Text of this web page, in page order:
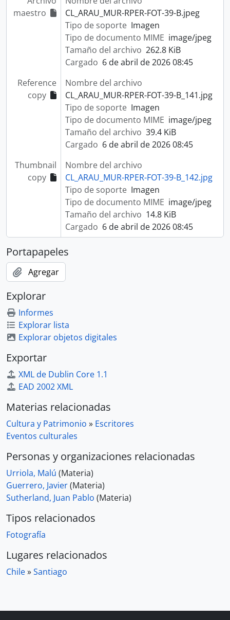
maestro
CL_ARAU_MUR-RPER-FOT-39-B.jpeg
Tipo de soporte Imagen
Tipo de documento MIME image/jpeg
Tamaño del archivo 262.8 KiB
Cargado 6 de abril de 2026 08:45
Reference
copy
Nombre del archivo
CL_ARAU_MUR-RPER-FOT-39-B_141.jpg
Tipo de soporte Imagen
Tipo de documento MIME image/jpeg
Tamaño del archivo 39.4 KiB
Cargado 6 de abril de 2026 08:45
Thumbnail
copy
Nombre del archivo
CL_ARAU_MUR-RPER-FOT-39-B_142.jpg
Tipo de soporte Imagen
Tipo de documento MIME image/jpeg
Tamaño del archivo 14.8 KiB
Cargado 6 de abril de 2026 08:45
Portapapeles
Agregar
Explorar
Informes
Explorar lista
Explorar objetos digitales
Exportar
XML de Dublin Core 1.1
EAD 2002 XML
Materias relacionadas
Cultura y Patrimonio » Escritores
Eventos culturales
Personas y organizaciones relacionadas
Urriola, Malú (Materia)
Guerrero, Javier(Materia)
Sutherland, Juan Pablo (Materia)
Tipos relacionados
Fotografía
Lugares relacionados
Chile»Santiago